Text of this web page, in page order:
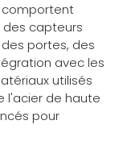
comportent
capteurs
portes, des
avec les
utilisés
l'acier de haute
pour